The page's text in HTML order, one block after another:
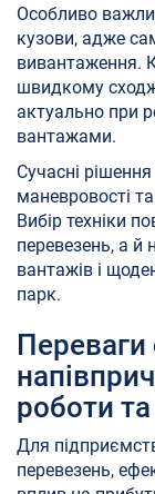
Особливо
кузови, адже
вивантаження.
швидкому
актуально при
вантажами.
Сучасні
маневровості
Вибір техніки
перевезень, а й
вантажів і
парк.
роботи та
Для
перевезень,